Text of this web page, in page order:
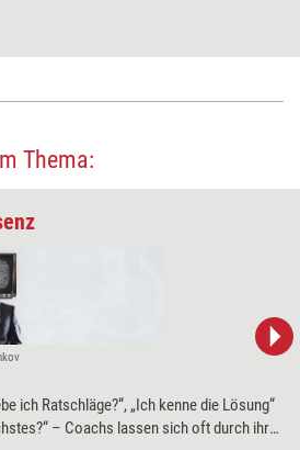
Thema:
ich Ratschläge?“, „Ich kenne die Lösung“
– Coachs lassen sich oft durch ihre